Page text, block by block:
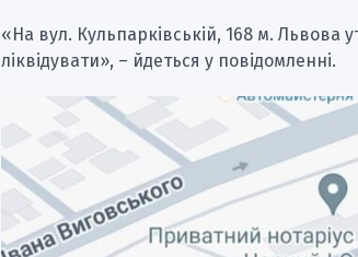
«На вул. Кульпарківській, 168 м. Львова
ліквідувати», – йдеться у повідомленні.